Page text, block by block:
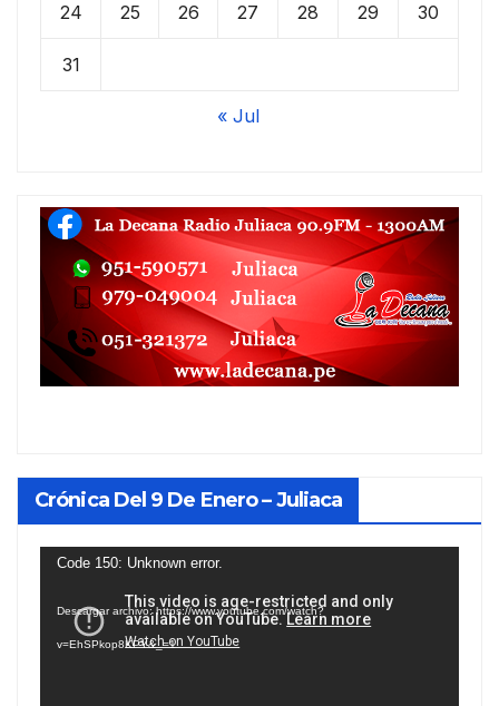
24 25 26 27 28 29 30
31
« Jul
Crónica Del 9 De Enero – Juliaca
Reproductor
vídeo
Code 150: Unknown error.
Descargar archivo: https://www.youtube.com/watch?
v=EhSPkop8KPY&_=1